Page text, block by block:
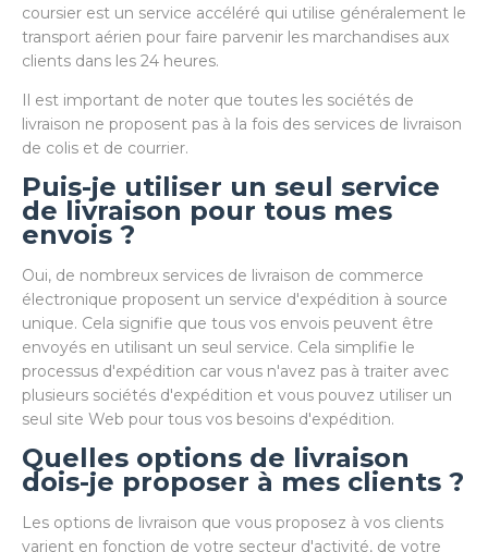
coursier est un service accéléré qui utilise généralement le
transport aérien pour faire parvenir les marchandises aux
clients dans les 24 heures.
Il est important de noter que toutes les sociétés de
livraison ne proposent pas à la fois des services de livraison
de colis et de courrier.
Puis-je utiliser un seul service
de livraison pour tous mes
envois ?
Oui, de nombreux services de livraison de commerce
électronique proposent un service d'expédition à source
unique. Cela signifie que tous vos envois peuvent être
envoyés en utilisant un seul service. Cela simplifie le
processus d'expédition car vous n'avez pas à traiter avec
plusieurs sociétés d'expédition et vous pouvez utiliser un
seul site Web pour tous vos besoins d'expédition.
Quelles options de livraison
dois-je proposer à mes clients ?
Les options de livraison que vous proposez à vos clients
varient en fonction de votre secteur d'activité, de votre